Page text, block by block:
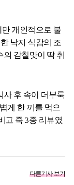
개인적으로 불
낙지 식감의 조
의 감칠맛이 딱 취
사 후 속이 더부룩
게 한 끼를 먹으
고 죽 3종 리뷰였
다른기사 보기